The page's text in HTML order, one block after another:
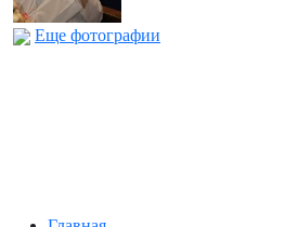
Еще фотографии